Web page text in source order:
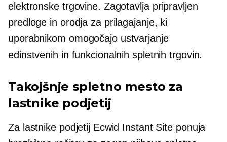
elektronske trgovine. Zagotavlja pripravljen
predloge in orodja za prilagajanje, ki
uporabnikom omogočajo ustvarjanje
edinstvenih in funkcionalnih spletnih trgovin.
Takojšnje spletno mesto za
lastnike podjetij
Za lastnike podjetij Ecwid Instant Site ponuja